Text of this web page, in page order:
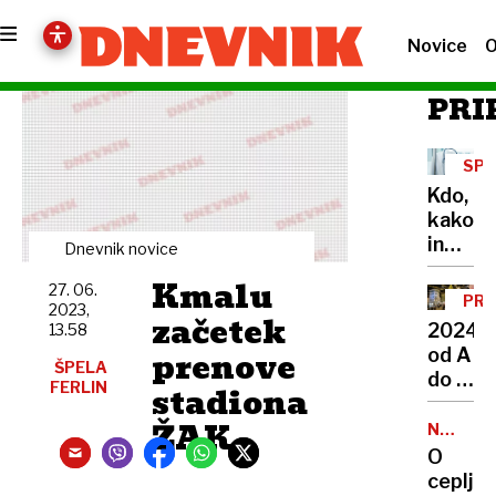
Novice
Dnevnik novice
Kmalu
začetek
prenove
stadiona
ŽAK
27. 06.
2023,
13.58
ŠPELA
FERLIN
Kdo,
kako
in
zakaj
lahko
ugovor
vesti
2024
od A
do Ž
v
Od
selitve
O